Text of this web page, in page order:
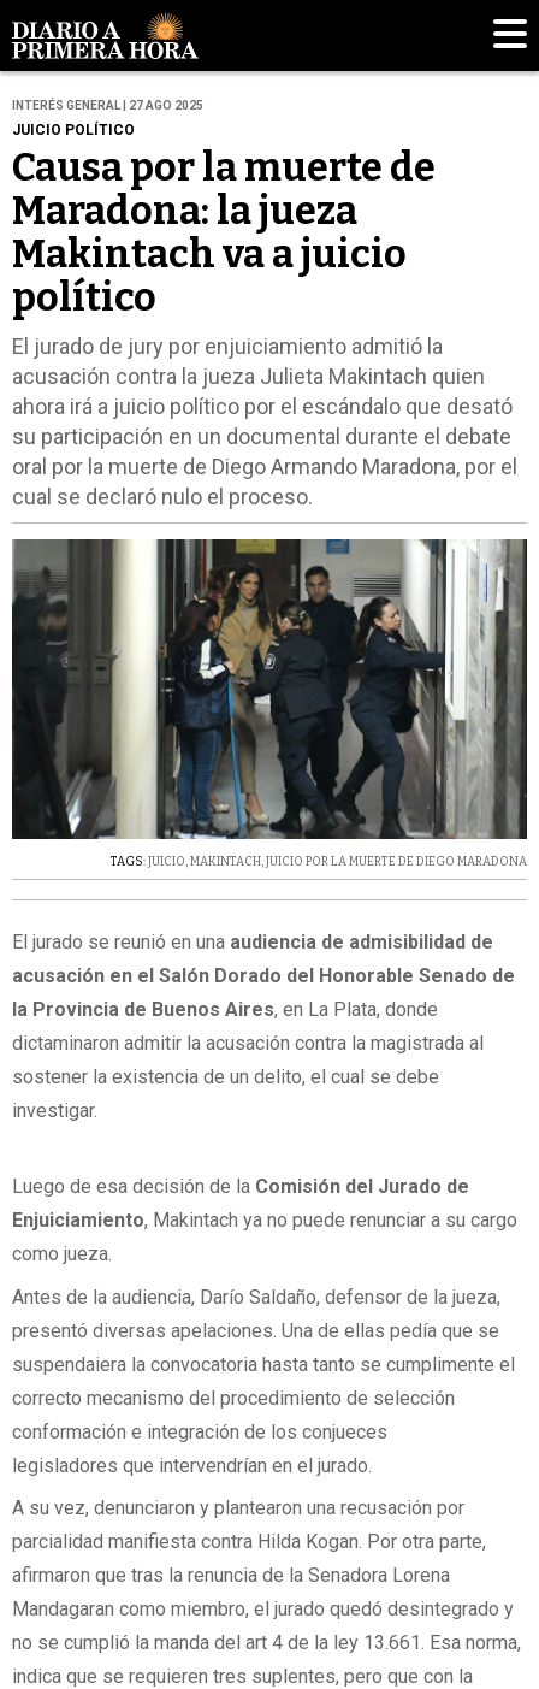
INTERÉS GENERAL | 27 AGO 2025
JUICIO POLÍTICO
Causa por la muerte de
Maradona: la jueza
Makintach va a juicio
político
El jurado de jury por enjuiciamiento admitió la
acusación contra la jueza Julieta Makintach quien
ahora irá a juicio político por el escándalo que desató
su participación en un documental durante el debate
oral por la muerte de Diego Armando Maradona, por el
cual se declaró nulo el proceso.
TAGS: JUICIO,MAKINTACH, JUICIO POR LA MUERTE DE DIEGO MARADONA
El jurado se reunió en una audiencia de admisibilidad de
acusación en el Salón Dorado del Honorable Senado de
la Provincia de Buenos Aires, en La Plata, donde
dictaminaron admitir la acusación contra la magistrada al
sostener la existencia de un delito, el cual se debe
investigar.
Luego de esa decisión de la Comisión del Jurado de
Enjuiciamiento, Makintach ya no puede renunciar a su cargo
como jueza.
Antes de la audiencia, Darío Saldaño, defensor de la jueza,
presentó diversas apelaciones. Una de ellas pedía que se
suspendaiera la convocatoria hasta tanto se cumplimente el
correcto mecanismo del procedimiento de selección
conformación e integración de los conjueces
legisladores que intervendrían en el jurado.
A su vez, denunciaron y plantearon una recusación por
parcialidad manifiesta contra Hilda Kogan. Por otra parte,
afirmaron que tras la renuncia de la Senadora Lorena
Mandagaran como miembro, el jurado quedó desintegrado y
no se cumplió la manda del art 4 de la ley 13.661. Esa norma,
indica que se requieren tres suplentes, pero que con la